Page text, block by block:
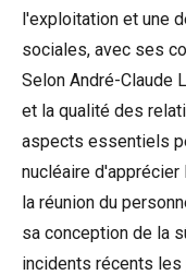
l'exploitation et une
sociales, avec ses
Selon André-Claude
et la qualité des
aspects essentiels
nucléaire
la réunion du
sa conception de la
incidents récents